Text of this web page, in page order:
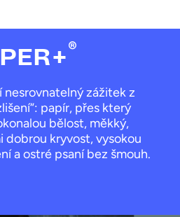
®
nesrovnatelný zážitek z
papír, přes který
bělost, měkký,
dobrou kryvost, vysokou
a ostré psaní bez šmouh.